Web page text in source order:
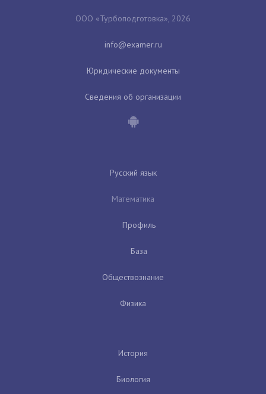
ООО «Турбоподготовка», 2026
Юридические документы
Сведения об организации
Русский язык
Математика
Профиль
База
Обществознание
Физика
История
Биология